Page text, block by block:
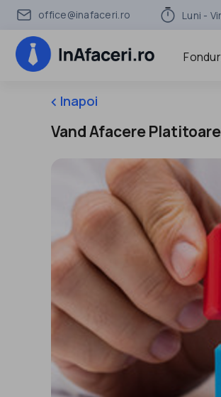
office@inafaceri.ro Luni -
keyboard_arrow_leftInapoi
Vand Afacere